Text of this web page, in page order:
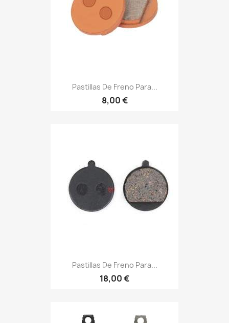
Pastillas De Freno Para...
8,00 €
Pastillas De Freno Para...
18,00 €